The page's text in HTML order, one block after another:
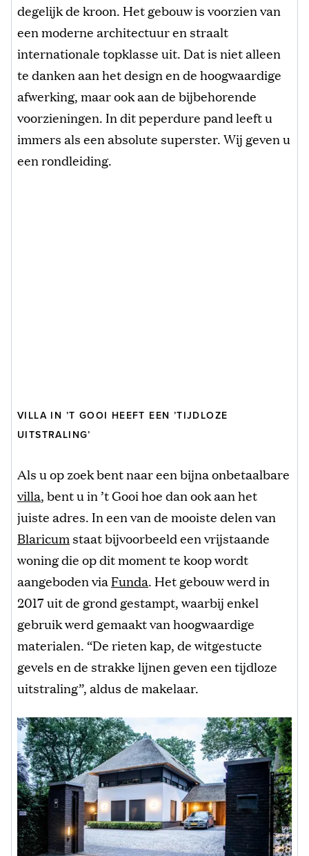
degelijk de kroon. Het gebouw is voorzien van
een moderne architectuur en straalt
internationale topklasse uit. Dat is niet alleen
te danken aan het design en de hoogwaardige
afwerking, maar ook aan de bijbehorende
voorzieningen. In dit peperdure pand leeft u
immers als een absolute superster. Wij geven u
een rondleiding.
VILLA IN ’T GOOI HEEFT EEN ’TIJDLOZE
UITSTRALING’
Als u op zoek bent naar een bijna onbetaalbare
villa, bent u in ’t Gooi hoe dan ook aan het
juiste adres. In een van de mooiste delen van
Blaricum staat bijvoorbeeld een vrijstaande
woning die op dit moment te koop wordt
aangeboden via Funda. Het gebouw werd in
2017 uit de grond gestampt, waarbij enkel
gebruik werd gemaakt van hoogwaardige
materialen. “De rieten kap, de witgestucte
gevels en de strakke lijnen geven een tijdloze
uitstraling”, aldus de makelaar.